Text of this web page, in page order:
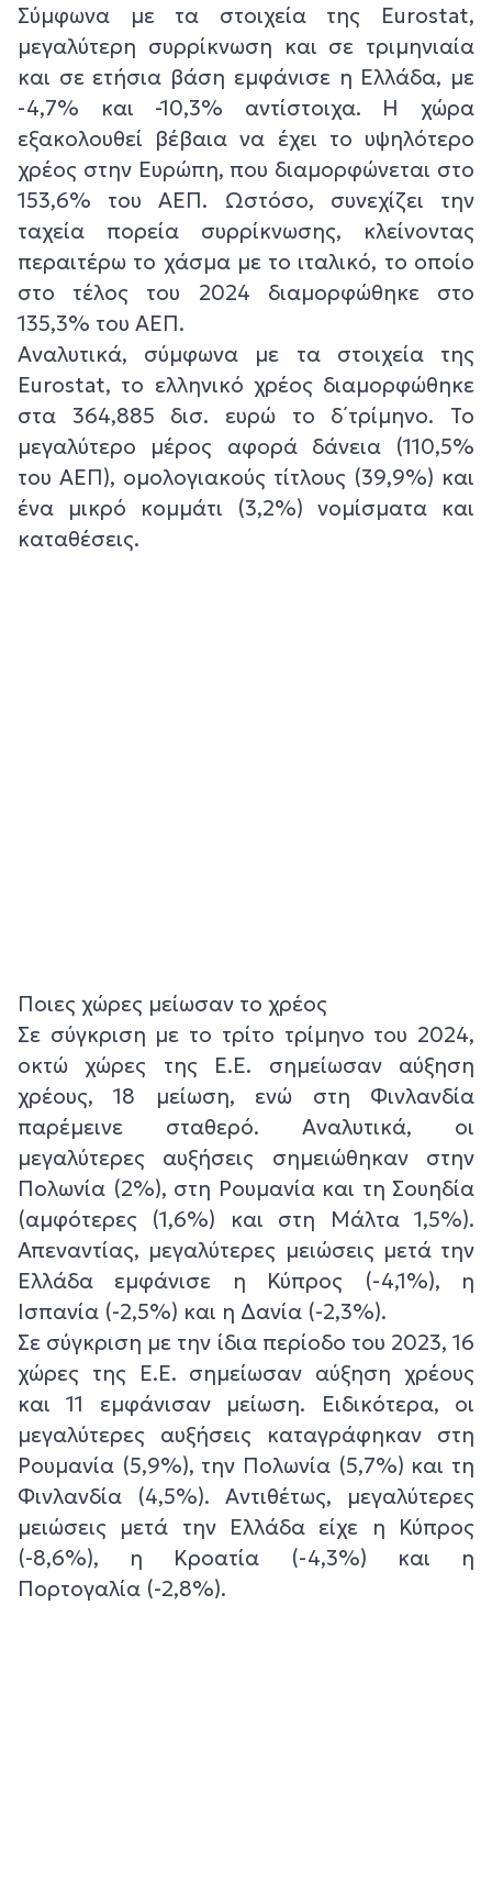
Σύμφωνα με τα στοιχεία της Eurostat,
μεγαλύτερη συρρίκνωση και σε τριμηνιαία
και σε ετήσια βάση εμφάνισε η Ελλάδα, με
-4,7% και -10,3% αντίστοιχα. Η χώρα
εξακολουθεί βέβαια να έχει το υψηλότερο
χρέος στην Ευρώπη, που διαμορφώνεται στο
153,6% του ΑΕΠ. Ωστόσο, συνεχίζει την
ταχεία πορεία συρρίκνωσης, κλείνοντας
περαιτέρω το χάσμα με το ιταλικό, το οποίο
στο τέλος του 2024 διαμορφώθηκε στο
135,3% του ΑΕΠ.
Αναλυτικά, σύμφωνα με τα στοιχεία της
Eurostat, το ελληνικό χρέος διαμορφώθηκε
στα 364,885 δισ. ευρώ το δ΄τρίμηνο. Το
μεγαλύτερο μέρος αφορά δάνεια (110,5%
του ΑΕΠ), ομολογιακούς τίτλους (39,9%) και
ένα μικρό κομμάτι (3,2%) νομίσματα και
καταθέσεις.
Ποιες χώρες μείωσαν το χρέος
Σε σύγκριση με το τρίτο τρίμηνο του 2024,
οκτώ χώρες της Ε.Ε. σημείωσαν αύξηση
χρέους, 18 μείωση, ενώ στη Φινλανδία
παρέμεινε σταθερό. Αναλυτικά, οι
μεγαλύτερες αυξήσεις σημειώθηκαν στην
Πολωνία (2%), στη Ρουμανία και τη Σουηδία
(αμφότερες (1,6%) και στη Μάλτα 1,5%).
Απεναντίας, μεγαλύτερες μειώσεις μετά την
Ελλάδα εμφάνισε η Κύπρος (-4,1%), η
Ισπανία (-2,5%) και η Δανία (-2,3%).
Σε σύγκριση με την ίδια περίοδο του 2023, 16
χώρες της Ε.Ε. σημείωσαν αύξηση χρέους
και 11 εμφάνισαν μείωση. Ειδικότερα, οι
μεγαλύτερες αυξήσεις καταγράφηκαν στη
Ρουμανία (5,9%), την Πολωνία (5,7%) και τη
Φινλανδία (4,5%). Αντιθέτως, μεγαλύτερες
μειώσεις μετά την Ελλάδα είχε η Κύπρος
(-8,6%), η Κροατία (-4,3%) και η
Πορτογαλία (-2,8%).